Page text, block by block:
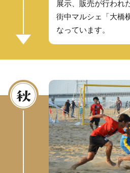
展示、販売が行われ
街中マルシェ「大橋
なっています。